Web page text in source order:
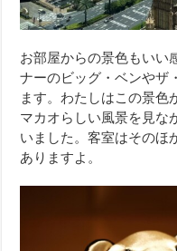
お部屋からの景色もいい
ナーのビッグ・ベンやザ
ます。わたしはこの景色
マカオらしい風景を見な
いました。客室はそのほ
ありますよ。